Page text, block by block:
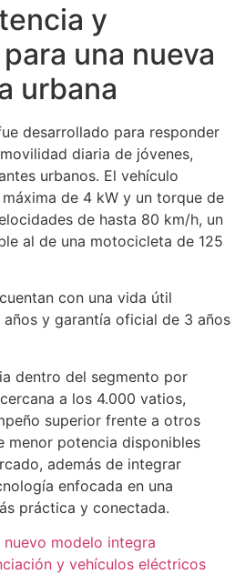
y
una nueva
urbana
desarrollado para responder
diaria de jóvenes,
urbanos. El vehículo
de 4 kW y un torque de
de hasta 80 km/h, un
al de una motocicleta de 125
con una vida útil
y garantía oficial de 3 años
dentro del segmento por
a los 4.000 vatios,
superior frente a otros
menor potencia disponibles
además de integrar
enfocada en una
práctica y conectada.
nuevo modelo integra
y vehículos eléctricos